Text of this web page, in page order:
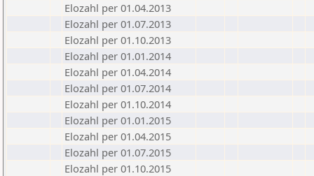
Elozahl per 01.04.2013
Elozahl per 01.07.2013
Elozahl per 01.10.2013
Elozahl per 01.01.2014
Elozahl per 01.04.2014
Elozahl per 01.07.2014
Elozahl per 01.10.2014
Elozahl per 01.01.2015
Elozahl per 01.04.2015
Elozahl per 01.07.2015
Elozahl per 01.10.2015